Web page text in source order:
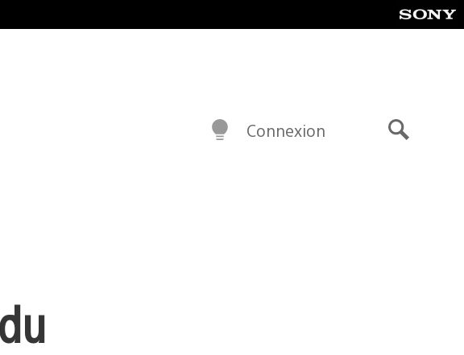
Connexion